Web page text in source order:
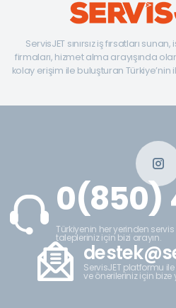
ServisJET sınırsız iş fırsatları
firmaları, hizmet alma arayışında
kolay erişim ile buluşturan
0(850)
Türkiyenin her yerinden servis
talepleriniz için bizi arayın.
ServisJET platformu
ve önerileriniz için bize